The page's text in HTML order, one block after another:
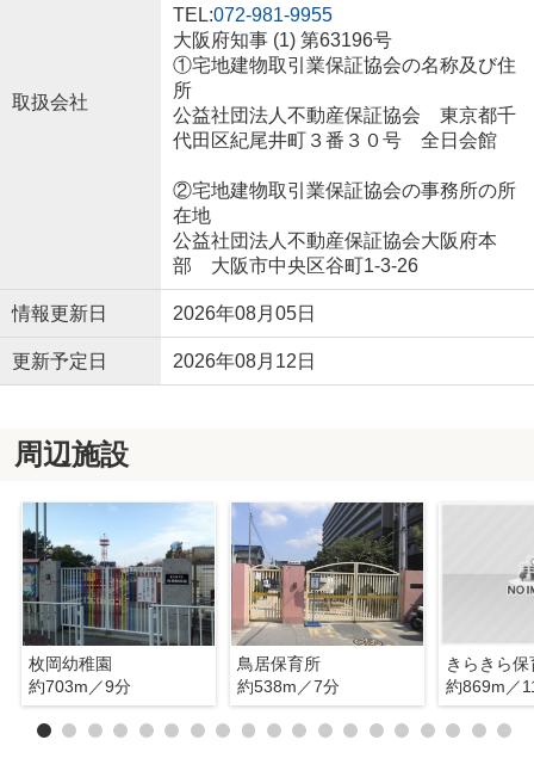
取扱会社
TEL:072-981-9955
大阪府知事 (1) 第63196号
①宅地建物取引業保証協会の名称及び住
所
公益社団法人不動産保証協会 東京都千
代田区紀尾井町３番３０号 全日会館
②宅地建物取引業保証協会の事務所の所
在地
公益社団法人不動産保証協会大阪府本
部 大阪市中央区谷町1-3-26
情報更新日 2026年08月05日
更新予定日 2026年08月12日
周辺施設
枚岡幼稚園
約703m／9分
鳥居保育所
約538m／7分
きらきら保
約869m／